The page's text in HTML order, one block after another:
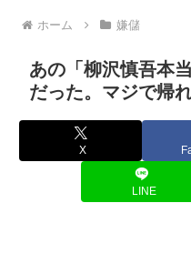
ホーム 嫌儲
あの「柳沢慎吾本
だった。マジで帰
X
LINE